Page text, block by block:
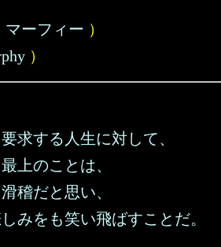
マーフィー ）
）
求する人生に対して、
上のことは、
稽だと思い、
みをも笑い飛ばすことだ。